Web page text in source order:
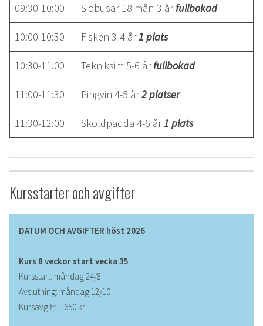
09:30-10:00 Sjöbusar 18 mån-3 årfullbokad
10:00-10:30 Fisken 3-4 år1 plats
10:30-11.00 Tekniksim 5-6 årfullbokad
11:00-11:30 Pingvin 4-5 år2 platser
11:30-12:00 Sköldpadda 4-6 år1 plats
Kursstarter och avgifter
DATUM OCH AVGIFTER höst 2026
Kurs 8 veckorstart vecka 35
Kursstart: måndag 24/8
Avslutning: måndag 12/10
Kursavgift: 1 650 kr